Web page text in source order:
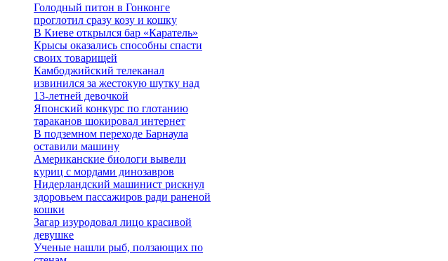
Голодный питон в Гонконге
проглотил сразу козу и кошку
В Киеве открылся бар «Каратель»
Крысы оказались способны спасти
своих товарищей
Камбоджийский телеканал
извинился за жестокую шутку над
13-летней девочкой
Японский конкурс по глотанию
тараканов шокировал интернет
В подземном переходе Барнаула
оставили машину
Американские биологи вывели
куриц с мордами динозавров
Нидерландский машинист рискнул
здоровьем пассажиров ради раненой
кошки
Загар изуродовал лицо красивой
девушке
Ученые нашли рыб, ползающих по